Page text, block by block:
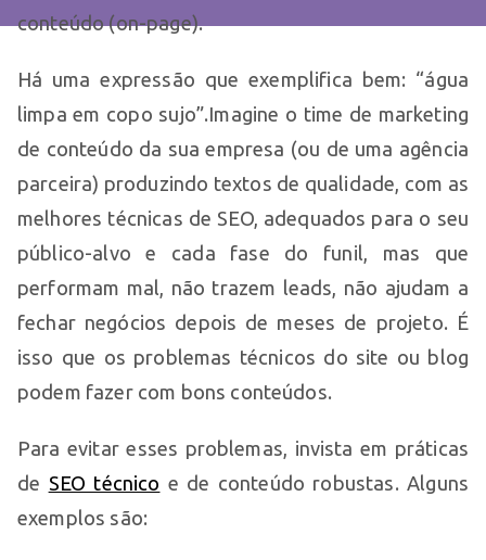
conteúdo (on-page).
Há uma expressão que exemplifica bem: “água
limpa em copo sujo”.Imagine o time de marketing
de conteúdo da sua empresa (ou de uma agência
parceira) produzindo textos de qualidade, com as
melhores técnicas de SEO, adequados para o seu
público-alvo e cada fase do funil, mas que
performam mal, não trazem leads, não ajudam a
fechar negócios depois de meses de projeto. É
isso que os problemas técnicos do site ou blog
podem fazer com bons conteúdos.
Para evitar esses problemas, invista em práticas
de SEO técnico e de conteúdo robustas. Alguns
exemplos são: